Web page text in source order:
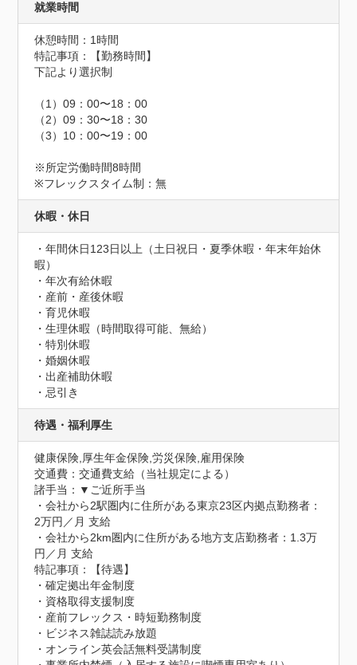
就業時間
休憩時間：1時間
特記事項：【勤務時間】
下記より選択制
（1）09：00〜18：00
（2）09：30〜18：30
（3）10：00〜19：00
※所定労働時間8時間
※フレックスタイム制：無
休暇・休日
・年間休日123日以上（土日祝日・夏季休暇・年末年始休
暇）
・年次有給休暇
・産前・産後休暇
・育児休暇
・生理休暇（時間取得可能、無給）
・特別休暇
・婚姻休暇
・出産補助休暇
・忌引き
待遇・福利厚生
健康保険,厚生年金保険,労災保険,雇用保険
交通費：交通費支給（当社規定による）
諸手当：▼ご近所手当
・会社から2駅圏内に住所がある東京23区内拠点勤務者：
2万円／月 支給
・会社から2km圏内に住所がある地方支店勤務者：1.3万
円／月 支給
特記事項：【待遇】
・確定拠出年金制度
・資格取得支援制度
・産前フレックス・時短勤務制度
・ビジネス雑誌読み放題
・オンライン英会話無料受講制度